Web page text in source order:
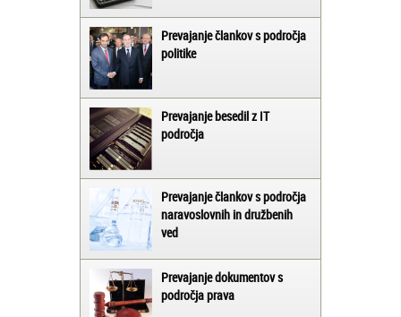
Prevajanje člankov s področja
politike
Prevajanje besedil z IT
področja
Prevajanje člankov s področja
naravoslovnih in družbenih
ved
Prevajanje dokumentov s
področja prava